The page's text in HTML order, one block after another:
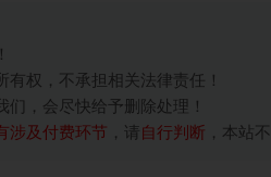
权，不承担相关法律责任！
，会尽快给予删除处理！
涉及付费环节 ，请 自行判断 ，本站